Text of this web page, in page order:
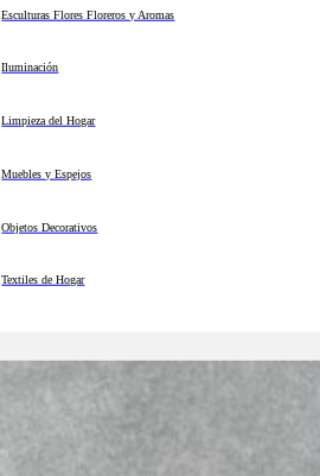
Esculturas Flores Floreros y Aromas
Iluminación
Limpieza del Hogar
Muebles y Espejos
Objetos Decorativos
Textiles de Hogar